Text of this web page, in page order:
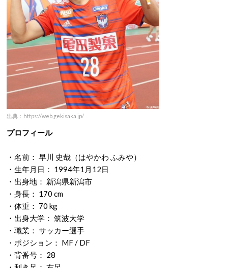
出典：https://web.gekisaka.jp/
プロフィール
・名前： 早川 史哉（はやかわ ふみや）
・生年月日： 1994年1月12日
・出身地： 新潟県新潟市
・身長： 170 cm
・体重： 70 kg
・出身大学： 筑波大学
・職業： サッカー選手
・ポジション： MF / DF
・背番号： 28